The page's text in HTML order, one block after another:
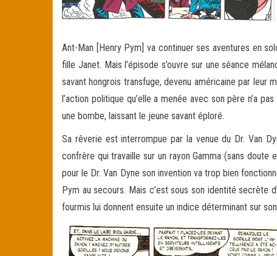
Ant-Man [Henry Pym] va continuer ses aventures en
fille Janet. Mais l’épisode s’ouvre sur une séance
savant hongrois transfuge, devenu américaine par leur
l’action politique qu’elle a menée avec son père n’a
une bombe, laissant le jeune savant éploré.
Sa rêverie est interrompue par la venue du Dr. Van
confrère qui travaille sur un rayon Gamma (sans doute
pour le Dr. Van Dyne son invention va trop bien
Pym au secours. Mais c’est sous son identité secrète
fourmis lui donnent ensuite un indice déterminant sur